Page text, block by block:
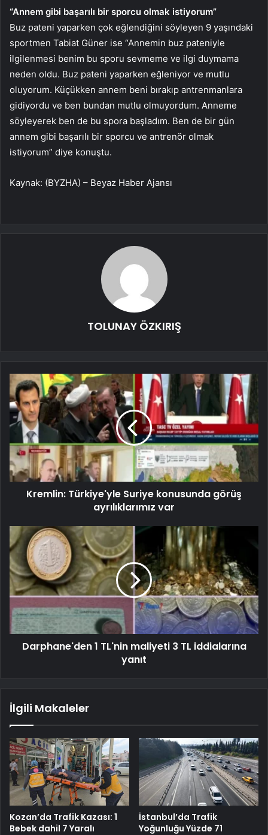
“Annem gibi başarılı bir sporcu olmak istiyorum”
Buz pateni yaparken çok eğlendiğini söyleyen 9 yaşındaki
sportmen Tabiat Güner ise “Annemin buz pateniyle
ilgilenmesi benim bu sporu sevmeme ve ilgi duymama
neden oldu. Buz pateni yaparken eğleniyor ve mutlu
oluyorum. Küçükken annem beni bırakıp antrenmanlara
gidiyordu ve ben bundan mutlu olmuyordum. Anneme
söyleyerek ben de bu spora başladım. Ben de bir gün
annem gibi başarılı bir sporcu ve antrenör olmak
istiyorum” diye konuştu.
Kaynak: (BYZHA) – Beyaz Haber Ajansı
TOLUNAY ÖZKIRIŞ
Kremlin: Türkiye'yle Suriye konusunda görüş
ayrılıklarımız var
Darphane'den 1 TL'nin maliyeti 3 TL iddialarına
yanıt
İlgili Makaleler
Kozan’da Trafik Kazası: 1
Bebek dahil 7 Yaralı
İstanbul’da Trafik
Yoğunluğu Yüzde 71